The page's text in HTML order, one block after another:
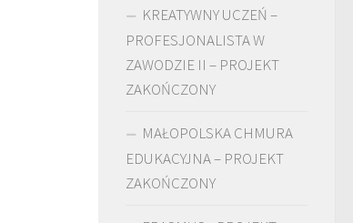
KREATYWNY UCZEŃ –
PROFESJONALISTA W
ZAWODZIE II – PROJEKT
ZAKOŃCZONY
MAŁOPOLSKA CHMURA
EDUKACYJNA – PROJEKT
ZAKOŃCZONY